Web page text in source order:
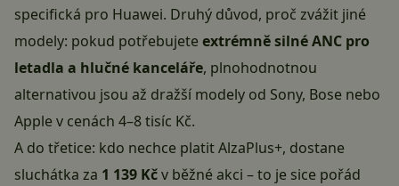
specifická pro Huawei. Druhý důvod, proč zvážit jiné
modely: pokud potřebujeteextrémně silné ANC pro
letadla a hlučné kanceláře, plnohodnotnou
alternativou jsou až dražší modely od Sony, Bose nebo
Apple v cenách 4–8 tisíc Kč.
A do třetice: kdo nechce platit AlzaPlus+, dostane
sluchátka za 1 139 Kčv běžné akci – to je sice pořád